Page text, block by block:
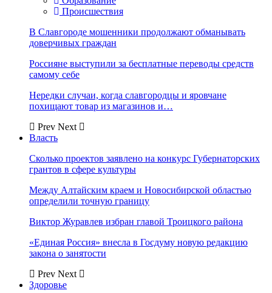
Происшествия
В Славгороде мошенники продолжают обманывать
доверчивых граждан
Россияне выступили за бесплатные переводы средств
самому себе
Нередки случаи, когда славгородцы и яровчане
похищают товар из магазинов и…
Prev Next
Власть
Сколько проектов заявлено на конкурс Губернаторских
грантов в сфере культуры
Между Алтайским краем и Новосибирской областью
определили точную границу
Виктор Журавлев избран главой Троицкого района
«Единая Россия» внесла в Госдуму новую редакцию
закона о занятости
Prev Next
Здоровье